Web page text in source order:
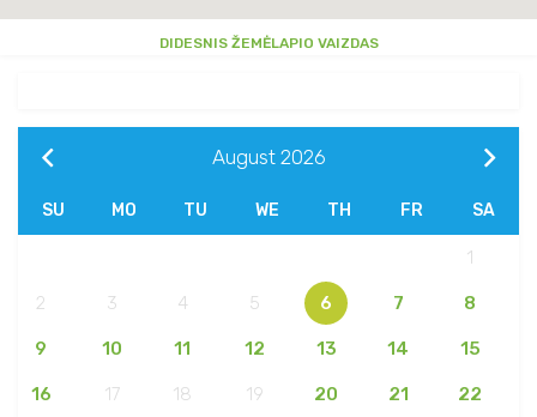
DIDESNIS ŽEMĖLAPIO VAIZDAS
August 2026
SU MO TU WE TH FR SA
1
2 3 4 5 6 7 8
9 10 11 12 13 14 15
16 17 18 19 20 21 22